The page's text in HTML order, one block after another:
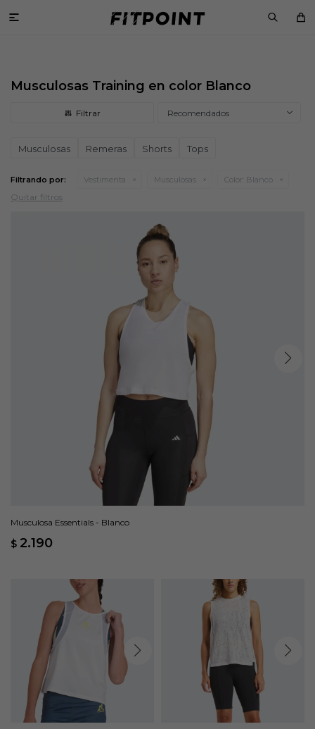

Musculosas Training en color Blanco
Recomendados
Musculosas Remeras Shorts Tops
Filtrando por: Vestimenta Musculosas Color: Blanco
Quitar filtros
Musculosa Essentials - Blanco
$ 2.190